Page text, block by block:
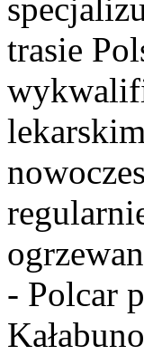
trasie
- Polcar